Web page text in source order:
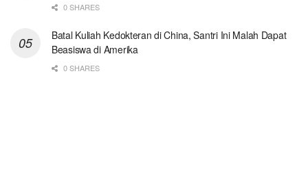
0 SHARES
Batal Kuliah Kedokteran di China, Santri Ini Malah Dapat
Beasiswa di Amerika
0 SHARES